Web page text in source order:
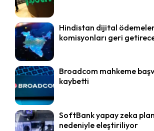
Hindistan dijital
komisyonları geri
Broadcom mahkeme
kaybetti
SoftBank yapay zeka
nedeniyle eleştiriliyor